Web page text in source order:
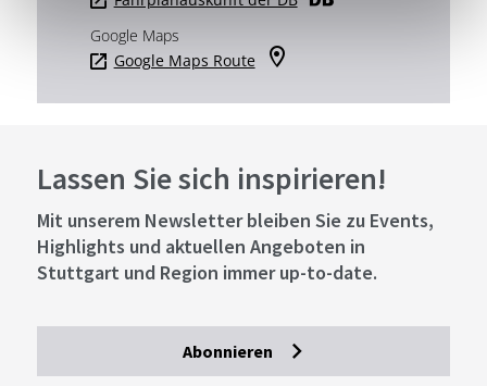
Google Maps
Google Maps Route
Lassen Sie sich inspirieren!
Mit unserem Newsletter bleiben Sie zu Events,
Highlights und aktuellen Angeboten in
Stuttgart und Region immer up-to-date.
Abonnieren